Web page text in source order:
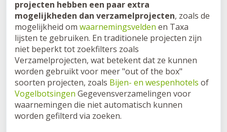
projecten hebben een paar extra
mogelijkheden dan verzamelprojecten, zoals de
mogelijkheid om waarnemingsvelden en Taxa
lijsten te gebruiken. En traditionele projecten zijn
niet beperkt tot zoekfilters zoals
Verzamelprojecten, wat betekent dat ze kunnen
worden gebruikt voor meer "out of the box"
soorten projecten, zoals Bijen- en wespenhotels of
Vogelbotsingen Gegevensverzamelingen voor
waarnemingen die niet automatisch kunnen
worden gefilterd via zoeken.